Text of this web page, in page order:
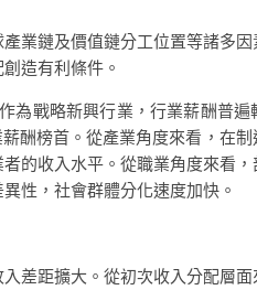
業鏈及價值鏈分工位置等諸多
造有利條件。
為戰略新興行業，行業薪酬普
酬榜首。從產業角度來看，在
的收入水平。從職業角度來看
性，社會群體分化速度加快。
差距擴大。從初次收入分配層